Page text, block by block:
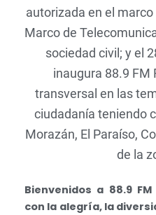
autorizada en el
Marco de
sociedad civil; y el
inaugura 88.9 FM
transversal en las
ciudadanía teniendo
Morazán, El Paraíso,
de la
Bienvenidos a 88.9
con la alegría, la